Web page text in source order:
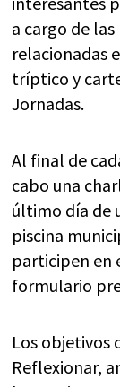
a cargo de
relacionadas
tríptico y
Jornadas.
Al final de
cabo una
último día de
piscina
participen en
formulario
Los objetivos
Reflexionar,